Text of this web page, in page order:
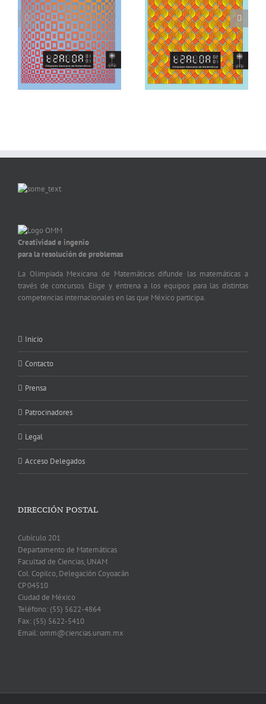
Creatividad e ingenio
para la resolución de problemas
La Olimpiada Mexicana de Matemáticas difunde las matemáticas a
través de concursos. Elige y entrena a los equipos para las distintas
competencias internacionales en las que México participa.
Inicio
Contacto
Prensa
Patrocinadores
Legal
Acceso Delegados
DIRECCIÓN POSTAL
Cubículo 201
Departamento de Matemáticas
Facultad de Ciencias, UNAM
Col. Copilco, Delegación Coyoacán
CP 04510
Ciudad de México
Teléfono: (55) 5622-4864
Fax: (55) 5622-5410
Email: omm@ciencias.unam.mx